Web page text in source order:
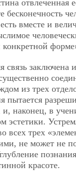
отвлеченная
вместе и
связь
из трех
пытается
наконец, в
эстетики.
всех трех
не может не
красоте.